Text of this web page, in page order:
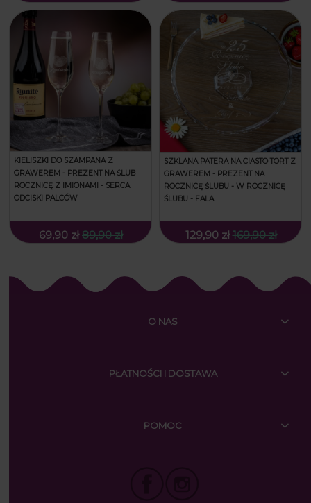
KIELISZKI DO SZAMPANA Z
GRAWEREM - PREZENT NA ŚLUB
ROCZNICĘ Z IMIONAMI - SERCA
ODCISKI PALCÓW
69,90 zł 89,90 zł
SZKLANA PATERA NA CIASTO TORT Z
GRAWEREM - PREZENT NA
ROCZNICĘ ŚLUBU - W ROCZNICĘ
ŚLUBU - FALA
129,90 zł 169,90 zł
O NAS
PŁATNOŚCI I DOSTAWA
POMOC